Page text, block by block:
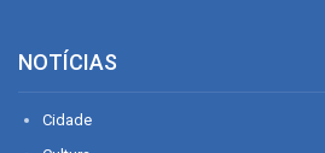
NOTÍCIAS
Cidade